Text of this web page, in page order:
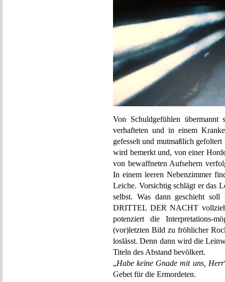
Von Schuldgefühlen
verhafteten und in einem
gefesselt und mutmaßlich
wird bemerkt und, von einer
von bewaffneten Aufsehern
In einem leeren Nebenzimmer
Leiche. Vorsichtig schlägt er das
selbst. Was dann geschieht
DRITTEL DER NACHT
potenziert die Interpretations-
(vor)letzten Bild zu fröhlicher
loslässt. Denn dann wird die
Titeln des Abstand bevölkert.
„Habe keine Gnade mit uns, Herr
Gebet für die Ermordeten.